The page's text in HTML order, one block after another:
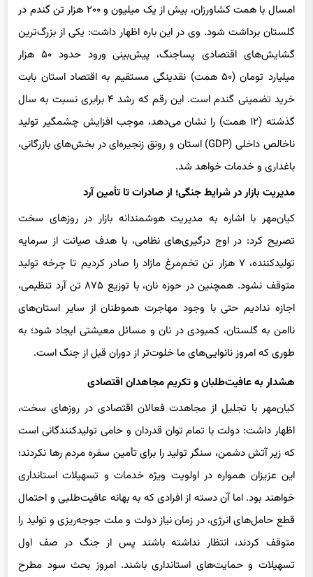
بازدیدهای میدانی خود از مزارع سراسر استان، پیش‌بینی کرد که
امسال با همت کشاورزان، بیش از یک میلیون و ۲۰۰ هزار تن گندم در
گلستان برداشت شود. وی در این باره اظهار داشت: یکی از بزرگ‌ترین
گشایش‌های اقتصادی پساجنگ، پیش‌بینی ورود حدود ۵۰ هزار
میلیارد تومان (۵۰ همت) نقدینگی مستقیم به اقتصاد استان بابت
خرید تضمینی گندم است. این رقم که رشد ۴ برابری نسبت به سال
گذشته (۱۲ همت) را نشان می‌دهد، موجب افزایش چشمگیر تولید
ناخالص داخلی (GDP) استان و رونق زنجیره‌ای در بخش‌های بازرگانی،
باغداری و خدمات خواهد شد.
مدیریت بازار در شرایط جنگی؛ از صادرات تا تأمین آرد
کیان‌مهر با اشاره به مدیریت هوشمندانه بازار در روزهای سخت
تصریح کرد: در اوج درگیری‌های نظامی، با هدف صیانت از سرمایه
تولیدکننده، ۷ هزار تن تخم‌مرغ مازاد را صادر کردیم تا چرخه تولید
متوقف نشود. همچنین در حوزه نان، با توزیع ۸۷۵ تن آرد تنظیمی،
اجازه ندادیم حتی با وجود مهاجرت هموطنان از سایر استان‌های
ناامن به گلستان، کمبودی در نان و مسائل معیشتی ایجاد شود؛ به
طوری که امروز نانوایی‌های ما خلوت‌تر از دوران قبل از جنگ است.
هشدار به عافیت‌طلبان و تکریم مجاهدان اقتصادی
کیان‌مهر با تجلیل از مجاهدت فعالان اقتصادی در روزهای سخت،
اظهار داشت: دولت با تمام توان قدردان و حامی تولیدکنندگانی است
که زیر آتش دشمن، سنگر تولید را برای تأمین سفره مردم رها نکردند؛
این عزیزان همواره در اولویت ویژه خدمات و تسهیلات استانداری
خواهند بود. اما آن دسته از افرادی که به بهانه عافیت‌طلبی و احتمال
قطع حامل‌های انرژی، در زمان نیاز دولت و ملت جوجه‌ریزی و تولید را
متوقف کردند، انتظار نداشته باشند پس از جنگ در صف اول